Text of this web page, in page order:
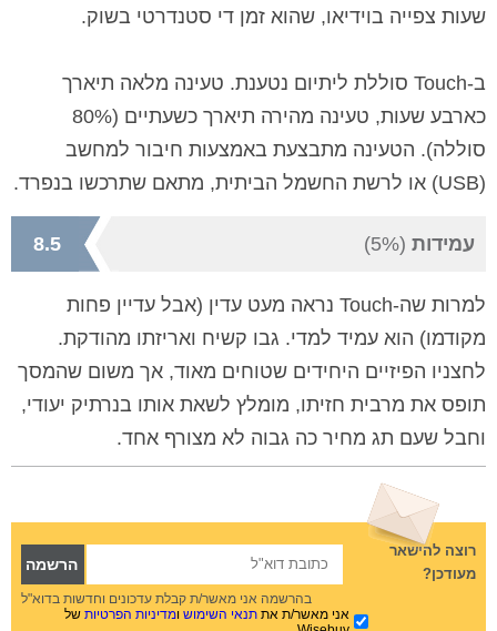
שעות צפייה בוידיאו, שהוא זמן די סטנדרטי בשוק.
ב-
Touch סוללת ליתיום נטענת. טעינה מלאה תיארך
כארבע שעות, טעינה מהירה תיארך כשעתיים (80%
סוללה). הטעינה מתבצעת באמצעות חיבור למחשב
(
USB) או לרשת החשמל הביתית, מתאם שתרכשו בנפרד.
עמידות (5%)
8.5
למרות שה-Touch נראה מעט עדין (אבל עדיין פחות
מקודמו) הוא עמיד למדי. גבו קשיח ואריזתו מהודקת.
לחצניו הפיזיים היחידים שטוחים מאוד, אך משום שהמסך
תופס את מרבית חזיתו, מומלץ לשאת אותו בנרתיק יעודי,
וחבל שעם תג מחיר כה גבוה לא מצורף אחד.
רוצה להישאר
מעודכן?
בהרשמה אני מאשר/ת קבלת עדכונים וחדשות בדוא"ל
אני מאשר/ת אתתנאי השימוש ומדיניות הפרטיות של